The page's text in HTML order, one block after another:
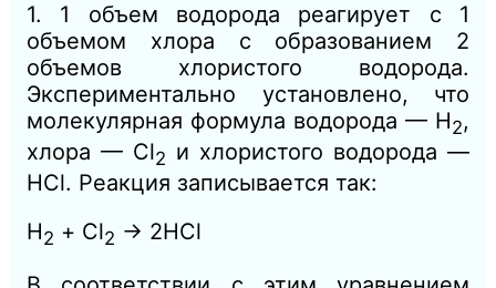
1. 1 объем водорода реагирует с 1
объемом хлора с образованием 2
объемов хлористого водорода.
Экспериментально установлено, что
молекулярная формула водорода — Н2,
хлора — Сl2 и хлористого водорода —
HCl. Реакция записывается так:
Н2 + Cl2 → 2HCl